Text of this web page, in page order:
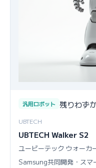
汎用ロボット 残りわず
UBTECH
UBTECH Walker S2
ユービーテック ウォーカ
Samsung共同開発・スマ